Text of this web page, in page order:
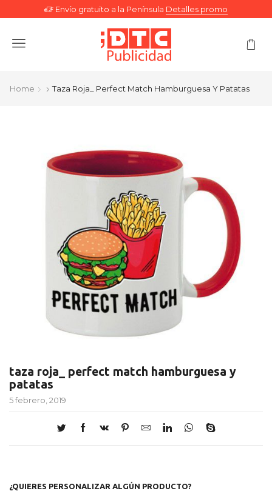
Envío gratuito a la Península Detalles promo
Menu
Home Taza Roja_ Perfect Match Hamburguesa Y Patatas
taza roja_ perfect match hamburguesa y
patatas
5 febrero, 2019
¿QUIERES PERSONALIZAR ALGÚN PRODUCTO?